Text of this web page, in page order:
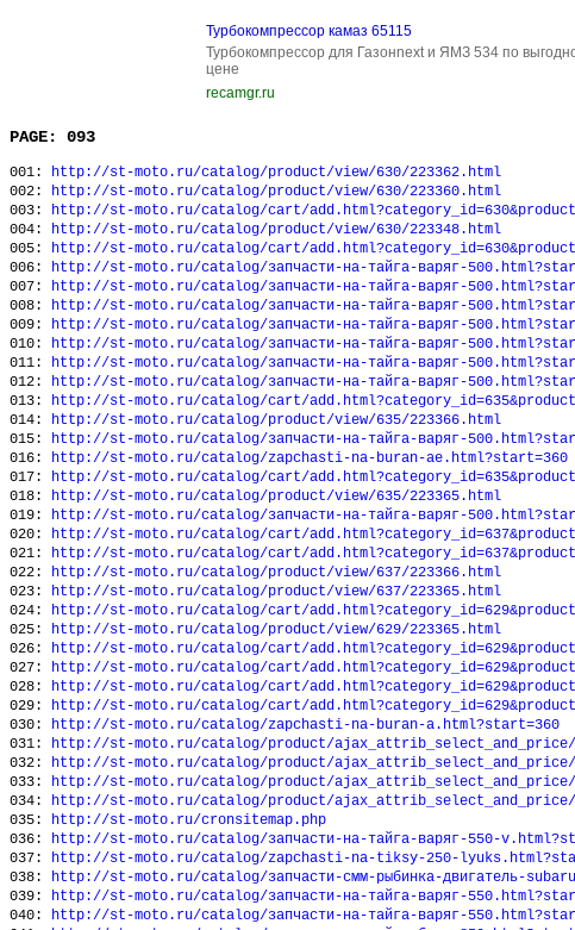
Турбокомпрессор камаз 65115
Турбокомпрессор для Газонnext и ЯМЗ 534 по
цене
recamgr.ru
PAGE: 093
001: http://st-moto.ru/catalog/product/view/630/223362.html
002: http://st-moto.ru/catalog/product/view/630/223360.html
003: http://st-moto.ru/catalog/cart/
004: http://st-moto.ru/catalog/product/view/630/223348.html
005: http://st-moto.ru/catalog/cart/
006: http://st-moto.ru/catalog/запчасти-на-тайга-варяг-
007: http://st-moto.ru/catalog/запчасти-на-тайга-варяг-
008: http://st-moto.ru/catalog/запчасти-на-тайга-варяг-
009: http://st-moto.ru/catalog/запчасти-на-тайга-варяг-
010: http://st-moto.ru/catalog/запчасти-на-тайга-варяг-
011: http://st-moto.ru/catalog/запчасти-на-тайга-варяг-
012: http://st-moto.ru/catalog/запчасти-на-тайга-варяг-
013: http://st-moto.ru/catalog/cart/
014: http://st-moto.ru/catalog/product/view/635/223366.html
015: http://st-moto.ru/catalog/запчасти-на-тайга-варяг-
016: http://st-moto.ru/catalog/zapchasti-na-buran-ae.html?start=360
017: http://st-moto.ru/catalog/cart/
018: http://st-moto.ru/catalog/product/view/635/223365.html
019: http://st-moto.ru/catalog/запчасти-на-тайга-варяг-
020: http://st-moto.ru/catalog/cart/
021: http://st-moto.ru/catalog/cart/
022: http://st-moto.ru/catalog/product/view/637/223366.html
023: http://st-moto.ru/catalog/product/view/637/223365.html
024: http://st-moto.ru/catalog/cart/
025: http://st-moto.ru/catalog/product/view/629/223365.html
026: http://st-moto.ru/catalog/cart/
027: http://st-moto.ru/catalog/cart/
028: http://st-moto.ru/catalog/cart/
029: http://st-moto.ru/catalog/cart/
030: http://st-moto.ru/catalog/zapchasti-na-buran-a.html?start=360
031: http://st-moto.ru/catalog/product/ajax_attrib_select_and_price/
032: http://st-moto.ru/catalog/product/ajax_attrib_select_and_price/
033: http://st-moto.ru/catalog/product/ajax_attrib_select_and_price/
034: http://st-moto.ru/catalog/product/ajax_attrib_select_and_price/
035: http://st-moto.ru/cronsitemap.php
036: http://st-moto.ru/catalog/запчасти-на-тайга-варяг-550-
037: http://st-moto.ru/catalog/zapchasti-na-tiksy-250-
038: http://st-moto.ru/catalog/запчасти-смм-рыбинка-двигатель-
039: http://st-moto.ru/catalog/запчасти-на-тайга-варяг-
040: http://st-moto.ru/catalog/запчасти-на-тайга-варяг-